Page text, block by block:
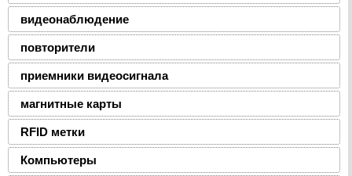
видеонаблюдение
повторители
приемники видеосигнала
магнитные карты
RFID метки
Компьютеры